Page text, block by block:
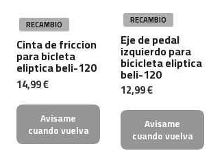
RECAMBIO
Cinta de friccion
para bicleta
eliptica beli-120
14,99 €
Avisame
cuando vuelva
RECAMBIO
Eje de pedal
izquierdo para
bicicleta eliptica
beli-120
12,99 €
Avisame
cuando vuelva